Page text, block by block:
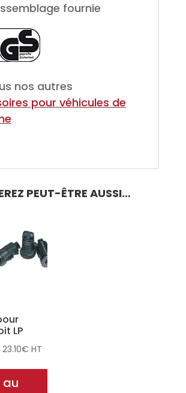
fournie
nos autres
pour véhicules de
PEUT-ÊTRE AUSSI…
LP
23.10€ HT